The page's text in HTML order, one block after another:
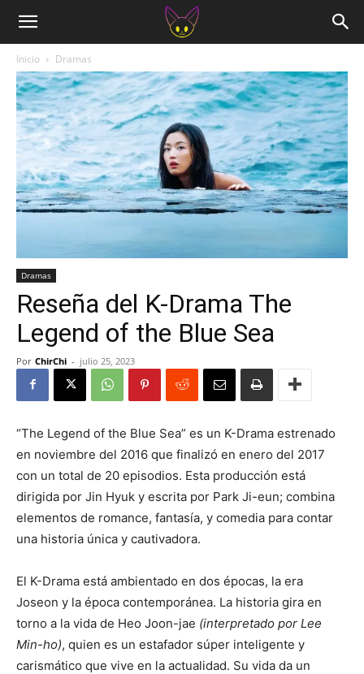
Inicio Dramas
Dramas
Reseña del K-Drama The
Legend of the Blue Sea
Por ChirChi - julio 25, 2023
“The Legend of the Blue Sea” es un K-Drama estrenado
en noviembre del 2016 que finalizó en enero del 2017
con un total de 20 episodios. Esta producción está
dirigida por Jin Hyuk y escrita por Park Ji-eun; combina
elementos de romance, fantasía, y comedia para contar
una historia única y cautivadora.
El K-Drama está ambientado en dos épocas, la era
Joseon y la época contemporánea. La historia gira en
torno a la vida de Heo Joon-jae (interpretado por Lee
Min-ho), quien es un estafador súper inteligente y
carismático que vive en la actualidad. Su vida da un